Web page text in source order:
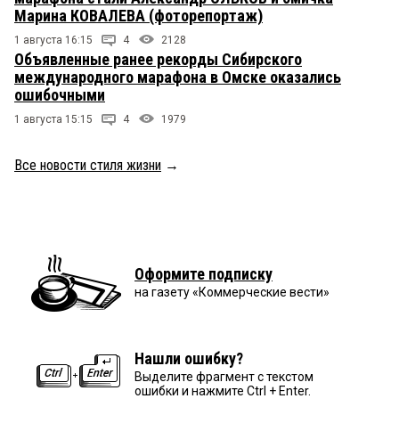
Марина КОВАЛЕВА (фоторепортаж)
1 августа 16:15 4 2128
Объявленные ранее рекорды Сибирского
международного марафона в Омске оказались
ошибочными
1 августа 15:15 4 1979
Все новости стиля жизни →
Оформите подписку
на газету «Коммерческие вести»
Нашли ошибку?
Выделите фрагмент с текстом
ошибки и нажмите Ctrl + Enter.